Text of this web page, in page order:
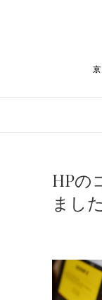
HPの
ました